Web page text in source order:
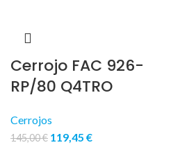
Cerrojo FAC 926-
RP/80 Q4TRO
Cerrojos
145,00€ 119,45 €